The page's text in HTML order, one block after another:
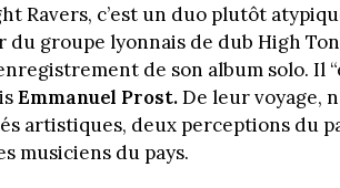
Ravers, c’est un duo plutôt
du groupe lyonnais de dub High
de son album solo. Il
Emmanuel Prost.De leur voyage,
artistiques, deux perceptions du
musiciens du pays.